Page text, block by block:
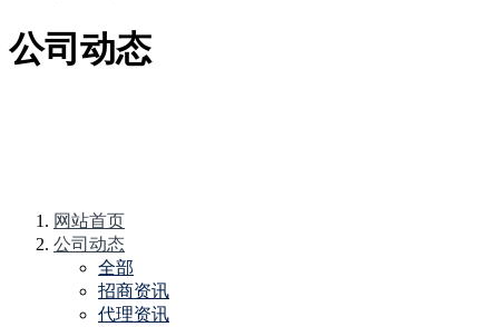
公司动态
网站首页
公司动态
全部
招商资讯
代理资讯